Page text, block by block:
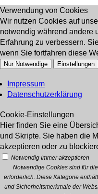
Verwendung von Cookies
Wir nutzen Cookies auf
notwendig während andere
Erfahrung zu verbessern.
wenn Sie fortfahren diese
Nur Notwendige Einstellungen
Impressum
Datenschutzerklärung
Cookie-Einstellungen
Hier finden Sie eine
und Skripte. Sie haben die
akzeptieren oder zu
Notwendig Immer akzeptieren
Notwendige Cookies sind für
erforderlich. Diese Kategorie
und Sicherheitsmerkmale der